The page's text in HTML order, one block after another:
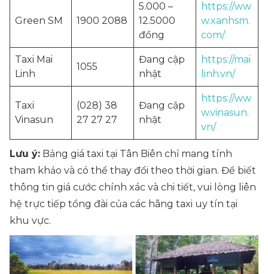
Green SM 1900 2088
5.000 –
12.5000
đồng
https://ww
w.xanhsm.
com/
Taxi Mai
Linh
1055
Đang cập
nhật
https://mai
linh.vn/
Taxi
Vinasun
(028) 38
27 27 27
Đang cập
nhật
https://ww
w.vinasun.
vn/
Lưu ý: Bảng giá taxi tại Tân Biên chỉ mang tính
tham khảo và có thể thay đổi theo thời gian. Để biết
thông tin giá cước chính xác và chi tiết, vui lòng liên
hệ trực tiếp tổng đài của các hãng taxi uy tín tại
khu vực.